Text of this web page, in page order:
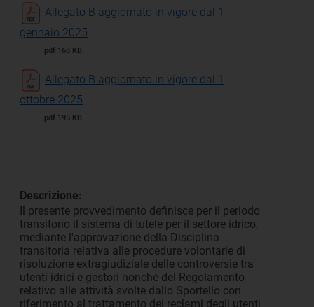
Allegato B aggiornato in vigore dal 1
gennaio 2025
pdf 168 KB
Allegato B aggiornato in vigore dal 1
ottobre 2025
pdf 195 KB
Descrizione:
Il presente provvedimento definisce per il periodo
transitorio il sistema di tutele per il settore idrico,
mediante l'approvazione della Disciplina
transitoria relativa alle procedure volontarie di
risoluzione extragiudiziale delle controversie tra
utenti idrici e gestori nonché del Regolamento
relativo alle attività svolte dallo Sportello con
riferimento al trattamento dei reclami degli utenti